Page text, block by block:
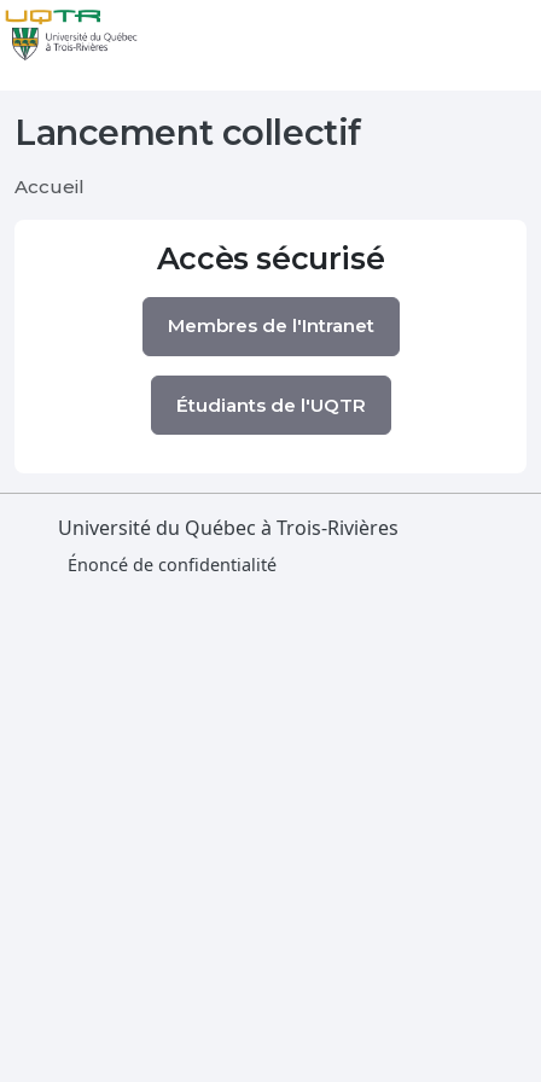
Lancement collectif
Accueil
Accès sécurisé
Membres de l'Intranet
Étudiants de l'UQTR
Université du Québec à Trois-Rivières
Énoncé de confidentialité